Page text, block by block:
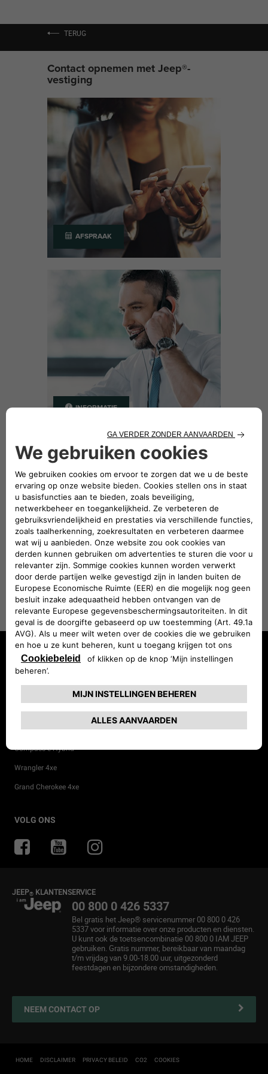
TERUG
Contact opnemen met Jeep®-
vestiging
AFSPRAAK
INFORMATIE
BEREKEN ONDERHOUDSKOSTEN
Avenger e-Hybrid
Avenger 4xe The North Face
Compass Full Electric
Compass e-Hybrid
Wrangler 4xe
Grand Cherokee 4xe
Onze aanbiedingen
Particuliere Acties
Jeep Financial Lease
Occasions
Virtuele afspraak
Operational Lease
After-sales services
Off-Road Gids
Het thuis van de SUV
Accessoires
Merchandise
Onderhoud en Tips
Maak een Afspraak
Bereken Uw Onderhoudskosten
Service contracten
Nieuws & Acties
Mopar eStore
Nieuwsbrief
VOLG ONS
JEEP® KLANTENSERVICE
00 800 0 426 5337
Bel gratis het Jeep® servicenummer 00 800 0 426
5337 voor informatie over onze producten en diensten.
U kunt ook de toetsencombinatie 00 800 0 IAM JEEP
gebruiken. Gratis nummer, bereikbaar van maandag
t/m vrijdag van 9.00-18.00 uur, uitgezonderd
feestdagen en bijzondere omstandigheden.
NEEM CONTACT OP
HOME DISCLAIMER PRIVACY BELEID CO2 COOKIES